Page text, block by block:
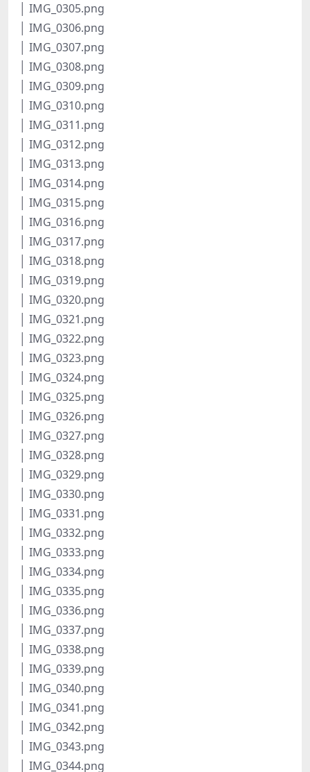
│ IMG_0305.png
│ IMG_0306.png
│ IMG_0307.png
│ IMG_0308.png
│ IMG_0309.png
│ IMG_0310.png
│ IMG_0311.png
│ IMG_0312.png
│ IMG_0313.png
│ IMG_0314.png
│ IMG_0315.png
│ IMG_0316.png
│ IMG_0317.png
│ IMG_0318.png
│ IMG_0319.png
│ IMG_0320.png
│ IMG_0321.png
│ IMG_0322.png
│ IMG_0323.png
│ IMG_0324.png
│ IMG_0325.png
│ IMG_0326.png
│ IMG_0327.png
│ IMG_0328.png
│ IMG_0329.png
│ IMG_0330.png
│ IMG_0331.png
│ IMG_0332.png
│ IMG_0333.png
│ IMG_0334.png
│ IMG_0335.png
│ IMG_0336.png
│ IMG_0337.png
│ IMG_0338.png
│ IMG_0339.png
│ IMG_0340.png
│ IMG_0341.png
│ IMG_0342.png
│ IMG_0343.png
│ IMG_0344.png